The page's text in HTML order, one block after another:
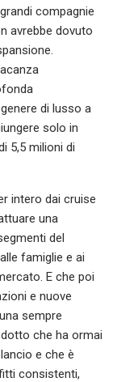
compagnie
avrebbe dovuto
di lusso a
solo in
5,5 milioni di
intero dai cruise
una
del
famiglie e ai
E che poi
e nuove
sempre
che ha ormai
e che è
consistenti,